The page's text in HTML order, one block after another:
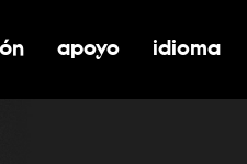
de impacto social
de educación
alternar submenú
apoyo idioma